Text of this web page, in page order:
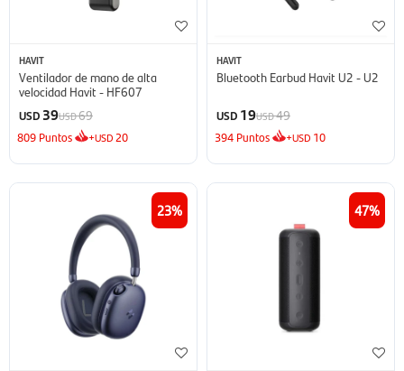
HAVIT
Ventilador de mano de alta
velocidad Havit - HF607
USD 39USD69
809 Puntos +USD 20
HAVIT
Bluetooth Earbud Havit U2 - U2
USD 19USD49
394 Puntos +USD 10
23 47